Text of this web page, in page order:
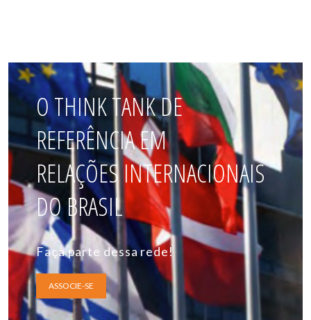
O THINK TANK DE
REFERÊNCIA EM
RELAÇÕES INTERNACIONAIS
DO BRASIL
Faça parte dessa rede!
ASSOCIE-SE